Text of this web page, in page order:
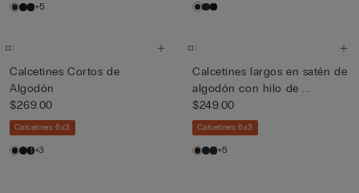
+5
Calcetines Cortos de
Algodón
$269.00
Calcetines 6x3
+3
Calcetines largos en satén de
algodón con hilo de ...
$249.00
Calcetines 6x3
+5